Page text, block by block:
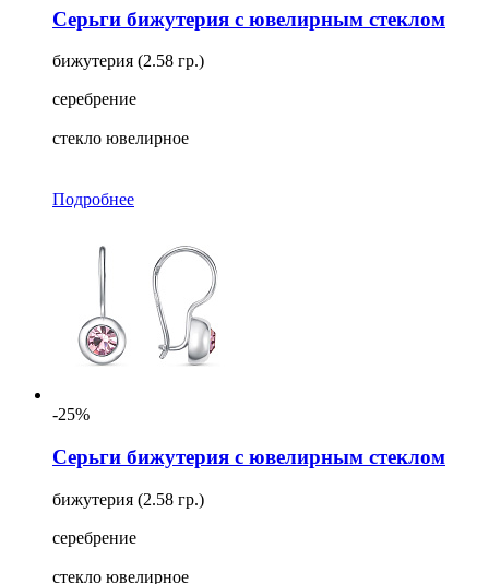
Серьги бижутерия с ювелирным стеклом
бижутерия (2.58 гр.)
серебрение
стекло ювелирное
Подробнее
-25%
Серьги бижутерия с ювелирным стеклом
бижутерия (2.58 гр.)
серебрение
стекло ювелирное